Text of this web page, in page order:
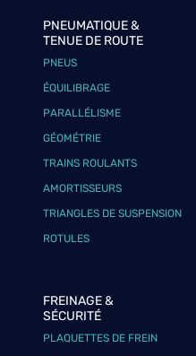
PNEUMATIQUE &
TENUE DE ROUTE
PNEUS
ÉQUILIBRAGE
PARALLÉLISME
GÉOMÉTRIE
TRAINS ROULANTS
AMORTISSEURS
TRIANGLES DE SUSPENSION
ROTULES
FREINAGE &
SÉCURITÉ
PLAQUETTES DE FREIN